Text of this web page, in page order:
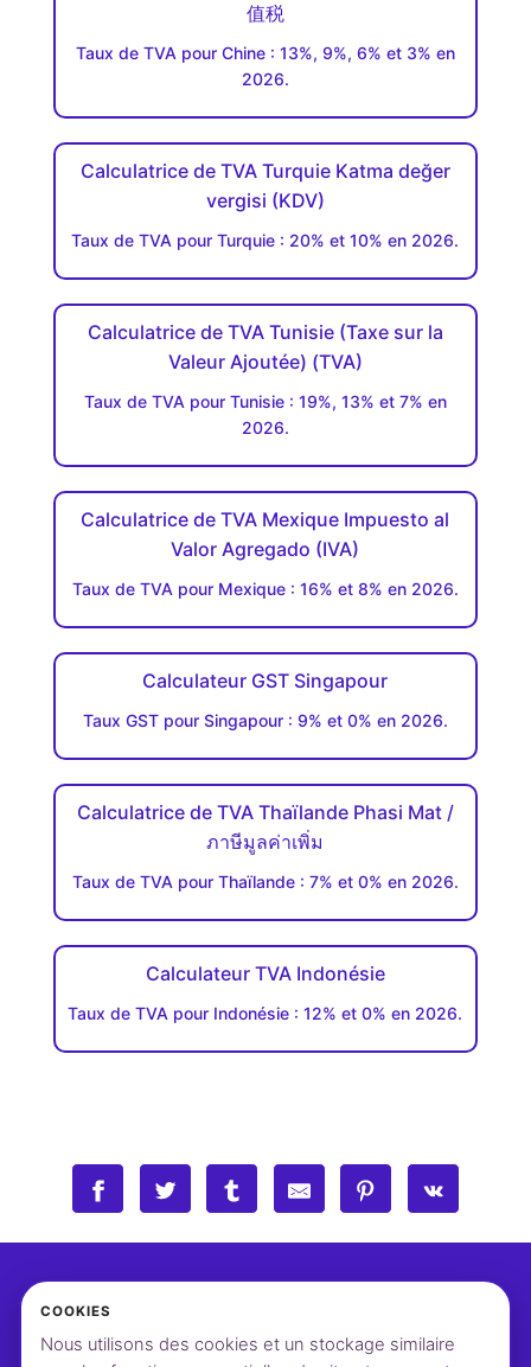
值税
Taux de TVA pour Chine : 13%, 9%, 6% et 3% en
2026.
Calculatrice de TVA Turquie Katma değer
vergisi (KDV)
Taux de TVA pour Turquie : 20% et 10% en 2026.
Calculatrice de TVA Tunisie (Taxe sur la
Valeur Ajoutée) (TVA)
Taux de TVA pour Tunisie : 19%, 13% et 7% en
2026.
Calculatrice de TVA Mexique Impuesto al
Valor Agregado (IVA)
Taux de TVA pour Mexique : 16% et 8% en 2026.
Calculateur GST Singapour
Taux GST pour Singapour : 9% et 0% en 2026.
Calculatrice de TVA Thaïlande Phasi Mat /
ภาษีมูลค่าเพิ่ม
Taux de TVA pour Thaïlande : 7% et 0% en 2026.
Calculateur TVA Indonésie
Taux de TVA pour Indonésie : 12% et 0% en 2026.
©2026 vatcalcul.com Contact
Paramètres cookies
COOKIES
Nous utilisons des cookies et un stockage similaire